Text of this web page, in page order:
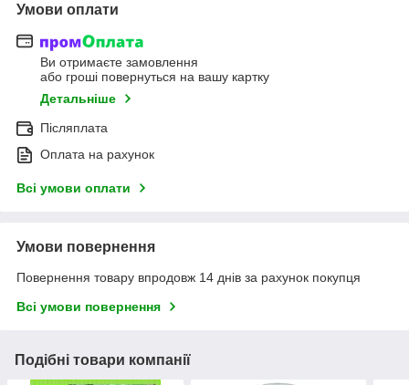
Умови оплати
Ви отримаєте замовлення
або гроші повернуться на вашу картку
Детальніше
Післяплата
Оплата на рахунок
Всі умови оплати
Умови повернення
Повернення товару впродовж 14 днів за рахунок покупця
Всі умови повернення
Подібні товари компанії